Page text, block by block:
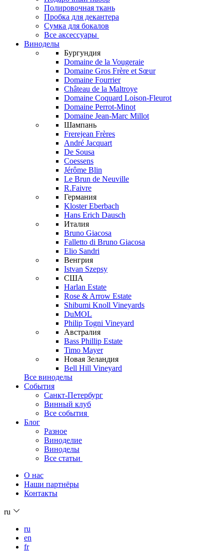
Полировочная ткань
Пробка для декантера
Сумка для бокалов
Все аксессуары
Виноделы
Бургундия
Domaine de la Vougeraie
Domaine Gros Frère et Sœur
Domaine Fourrier
Château de la Maltroye
Domaine Coquard Loison-Fleurot
Domaine Perrot-Minot
Domaine Jean-Marc Millot
Шампань
Frerejean Frères
André Jacquart
De Sousa
Coessens
Jérôme Blin
Le Brun de Neuville
R.Faivre
Германия
Kloster Eberbach
Hans Erich Dausch
Италия
Bruno Giacosa
Falletto di Bruno Giacosa
Elio Sandri
Венгрия
Istvan Szepsy
США
Harlan Estate
Rose & Arrow Estate
Shibumi Knoll Vineyards
DuMOL
Philip Togni Vineyard
Австралия
Bass Phillip Estate
Timo Mayer
Новая Зеландия
Bell Hill Vineyard
Все виноделы
События
Санкт-Петербург
Винный клуб
Все события
Блог
Разное
Виноделие
Виноделы
Все статьи
О нас
Наши партнёры
Контакты
ru
ru
en
fr